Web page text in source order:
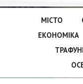
МІСТО
ЕКОНОМІКА